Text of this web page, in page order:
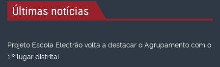
Últimas notícias
Projeto Escola Electrão volta a destacar o Agrupamento com o
1.º lugar distrital